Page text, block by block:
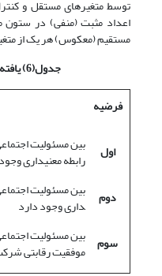
توسط متغیرهای مستقل و
اعداد مثبت (منفی) در ستون
مستقیم (معکوس) هر یک از
جدول(6) یافته های حاصل از پژوهش
فرضیه
اول
بین مسئولیت
رابطه معنی­داری
دوم داری وجود دارد
سوم بین مسئولیت
موفقیت رقابتی